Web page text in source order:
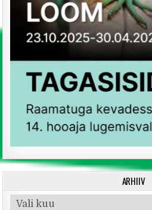
ARHIIV
Arhiiv